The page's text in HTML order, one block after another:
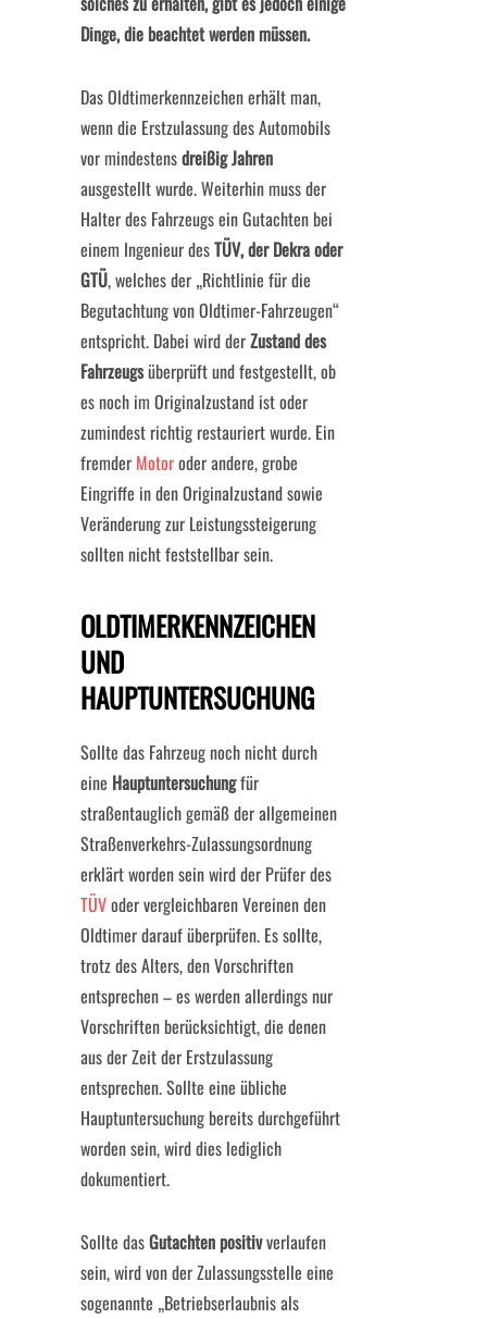
Dinge, die beachtet werden müssen.
Das Oldtimerkennzeichen erhält man,
wenn die Erstzulassung des Automobils
vor mindestensdreißig Jahren
ausgestellt wurde. Weiterhin muss der
Halter des Fahrzeugs ein Gutachten bei
einem Ingenieur desTÜV, der Dekra oder
GTÜ, welches der „Richtlinie für die
Begutachtung von Oldtimer-Fahrzeugen“
entspricht. Dabei wird derZustand des
Fahrzeugsüberprüft und festgestellt, ob
es noch im Originalzustand ist oder
zumindest richtig restauriert wurde. Ein
fremder Motoroder andere, grobe
Eingriffe in den Originalzustand sowie
Veränderung zur Leistungssteigerung
sollten nicht feststellbar sein.
OLDTIMERKENNZEICHEN
UND
HAUPTUNTERSUCHUNG
Sollte das Fahrzeug noch nicht durch
eine Hauptuntersuchungfür
straßentauglich gemäß der allgemeinen
Straßenverkehrs-Zulassungsordnung
erklärt worden sein wird der Prüfer des
TÜVoder vergleichbaren Vereinen den
Oldtimer darauf überprüfen. Es sollte,
trotz des Alters, den Vorschriften
entsprechen – es werden allerdings nur
Vorschriften berücksichtigt, die denen
aus der Zeit der Erstzulassung
entsprechen. Sollte eine übliche
Hauptuntersuchung bereits durchgeführt
worden sein, wird dies lediglich
dokumentiert.
Sollte dasGutachten positivverlaufen
sein, wird von der Zulassungsstelle eine
sogenannte „Betriebserlaubnis als